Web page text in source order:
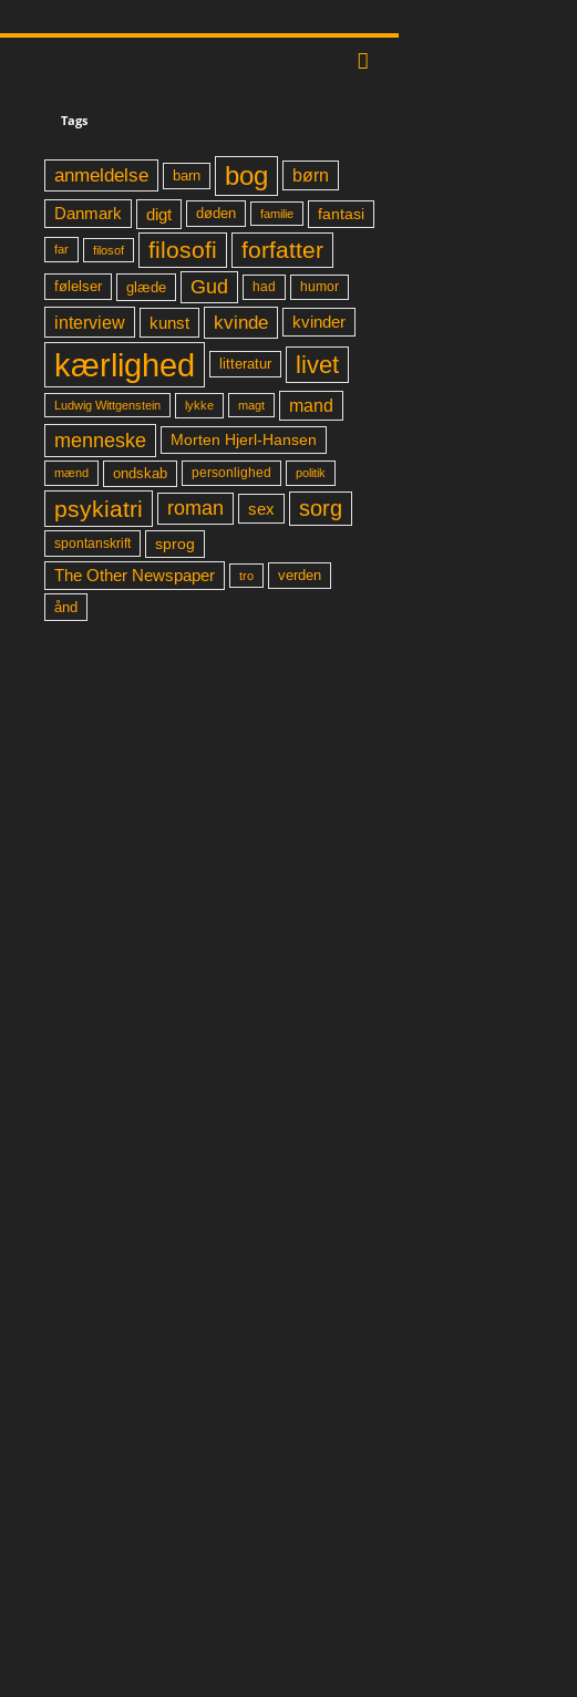
Tags
anmeldelse barn bog børn
Danmark digt døden familie fantasi
far filosof filosofi forfatter
følelser glæde Gud had humor
interview kunst kvinde kvinder
kærlighed litteratur livet
Ludwig Wittgenstein lykke magt mand
menneske Morten Hjerl-Hansen
mænd ondskab personlighed politik
psykiatri roman sex sorg
spontanskrift sprog
The Other Newspaper tro verden
ånd